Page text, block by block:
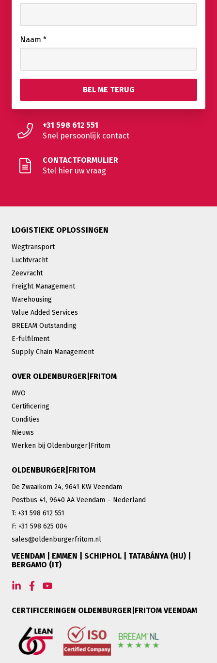
Naam *
+31 598 612 551
Snel persoonlijk contact
CONTACTFORMULIER
Stel hier uw vraag
LOGISTIEKE OPLOSSINGEN
Wegtransport
Luchtvracht
Zeevracht
Freight Management
Warehousing
Value Added Services
BREEAM Outstanding
E-fulfilment
Supply Chain Management
OVER OLDENBURGER|FRITOM
MVO
Certificering
Condities
Nieuws
Werken bij Oldenburger|Fritom
OLDENBURGER|FRITOM
De Zwaaikom 24, 9641 KW Veendam
Postbus 41, 9640 AA Veendam – Nederland
T: +31 598 612 551
F: +31 598 625 004
sales@oldenburgerfritom.nl
VEENDAM | EMMEN | SCHIPHOL | TATABÁNYA (HU) |
BERGAMO (IT)
CERTIFICERINGEN OLDENBURGER|FRITOM VEENDAM